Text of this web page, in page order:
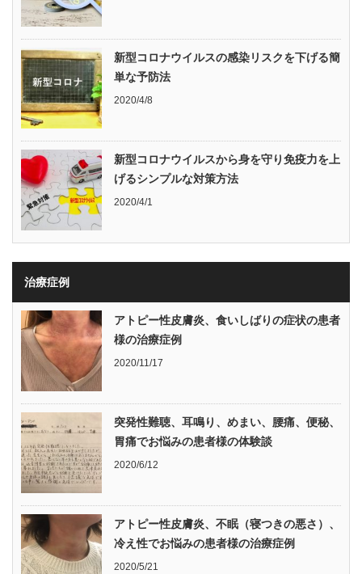
新型コロナウイルスの感染リスクを下げる簡
単な予防法
2020/4/8
新型コロナウイルスから身を守り免疫力を上
げるシンプルな対策方法
2020/4/1
治療症例
アトピー性皮膚炎、食いしばりの症状の患者
様の治療症例
2020/11/17
突発性難聴、耳鳴り、めまい、腰痛、便秘、
胃痛でお悩みの患者様の体験談
2020/6/12
アトピー性皮膚炎、不眠（寝つきの悪さ）、
冷え性でお悩みの患者様の治療症例
2020/5/21